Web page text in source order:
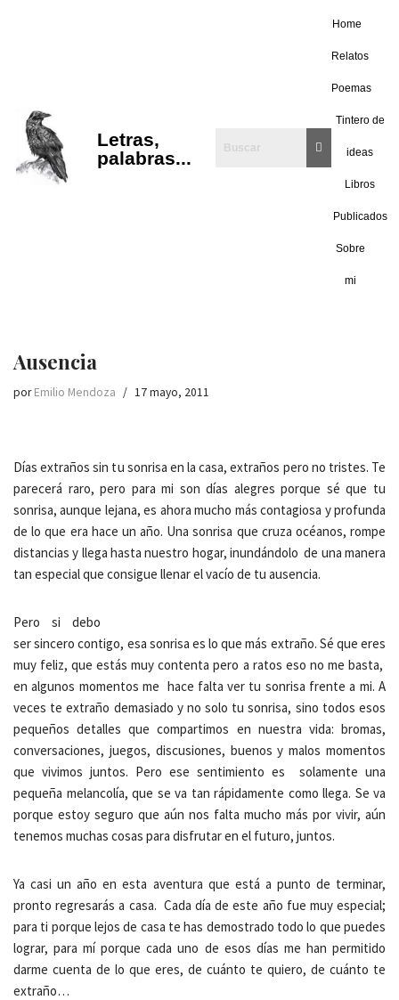
Letras,
palabras...
Home
Relatos
Poemas
Tintero de
ideas
Libros
Publicados
Sobre
mi
Ausencia
porEmilio Mendoza 17 mayo, 2011
Días extraños sin tu sonrisa en la casa, extraños pero no tristes. Te
parecerá raro, pero para mi son días alegres porque sé que tu
sonrisa, aunque lejana, es ahora mucho más contagiosa y profunda
de lo que era hace un año. Una sonrisa que cruza océanos, rompe
distancias y llega hasta nuestro hogar, inundándolo de una manera
tan especial que consigue llenar el vacío de tu ausencia.
Pero si debo
ser sincero contigo, esa sonrisa es lo que más extraño. Sé que eres
muy feliz, que estás muy contenta pero a ratos eso no me basta,
en algunos momentos me hace falta ver tu sonrisa frente a mi. A
veces te extraño demasiado y no solo tu sonrisa, sino todos esos
pequeños detalles que compartimos en nuestra vida: bromas,
conversaciones, juegos, discusiones, buenos y malos momentos
que vivimos juntos. Pero ese sentimiento es solamente una
pequeña melancolía, que se va tan rápidamente como llega. Se va
porque estoy seguro que aún nos falta mucho más por vivir, aún
tenemos muchas cosas para disfrutar en el futuro, juntos.
Ya casi un año en esta aventura que está a punto de terminar,
pronto regresarás a casa. Cada día de este año fue muy especial;
para ti porque lejos de casa te has demostrado todo lo que puedes
lograr, para mí porque cada uno de esos días me han permitido
darme cuenta de lo que eres, de cuánto te quiero, de cuánto te
extraño…